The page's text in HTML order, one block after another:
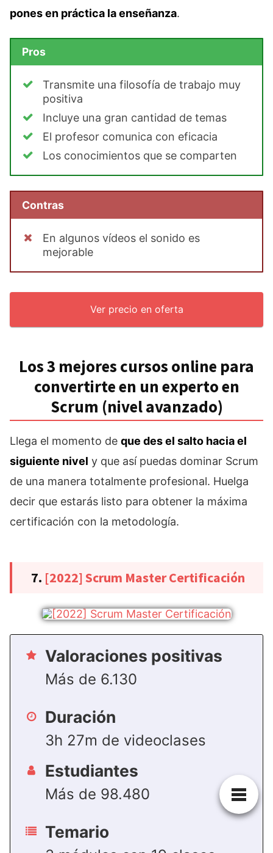
pones en práctica la enseñanza.
Pros
Transmite una filosofía de trabajo muy
positiva
Incluye una gran cantidad de temas
El profesor comunica con eficacia
Los conocimientos que se comparten
Contras
En algunos vídeos el sonido es
mejorable
Ver precio en oferta
Los 3 mejores cursos online para
convertirte en un experto en
Scrum (nivel avanzado)
Llega el momento de que des el salto hacia el
siguiente nivel y que así puedas dominar Scrum
de una manera totalmente profesional. Huelga
decir que estarás listo para obtener la máxima
certificación con la metodología.
7. [2022] Scrum Master Certificación
Valoraciones positivas
Más de 6.130
Duración
3h 27m de videoclases
Estudiantes
Más de 98.480
Temario